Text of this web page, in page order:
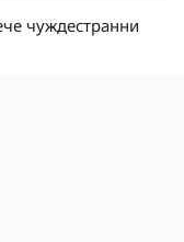
чуждестранни